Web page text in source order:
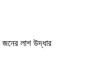
লাশ উদ্ধার